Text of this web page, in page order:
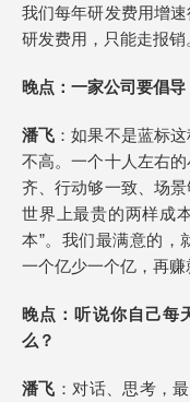
我们每年研发费用增
研发费用，只能走报销
晚点 ：一家公司要倡
潘飞 ：如果不是蓝标
不高。一个十人左右
齐、行动够一致、场
世界上最贵的两样成
本”。我们最满意的，
一个亿少一个亿，再
晚点 ：听说你自己
么？
潘飞 ：对话、思考，